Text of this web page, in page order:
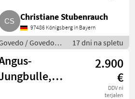
Christiane Stubenrauch
97486 Königsberg in Bayern
/ Govedo
17 dni na spletu
2.900
€
DDV ni
terjalen